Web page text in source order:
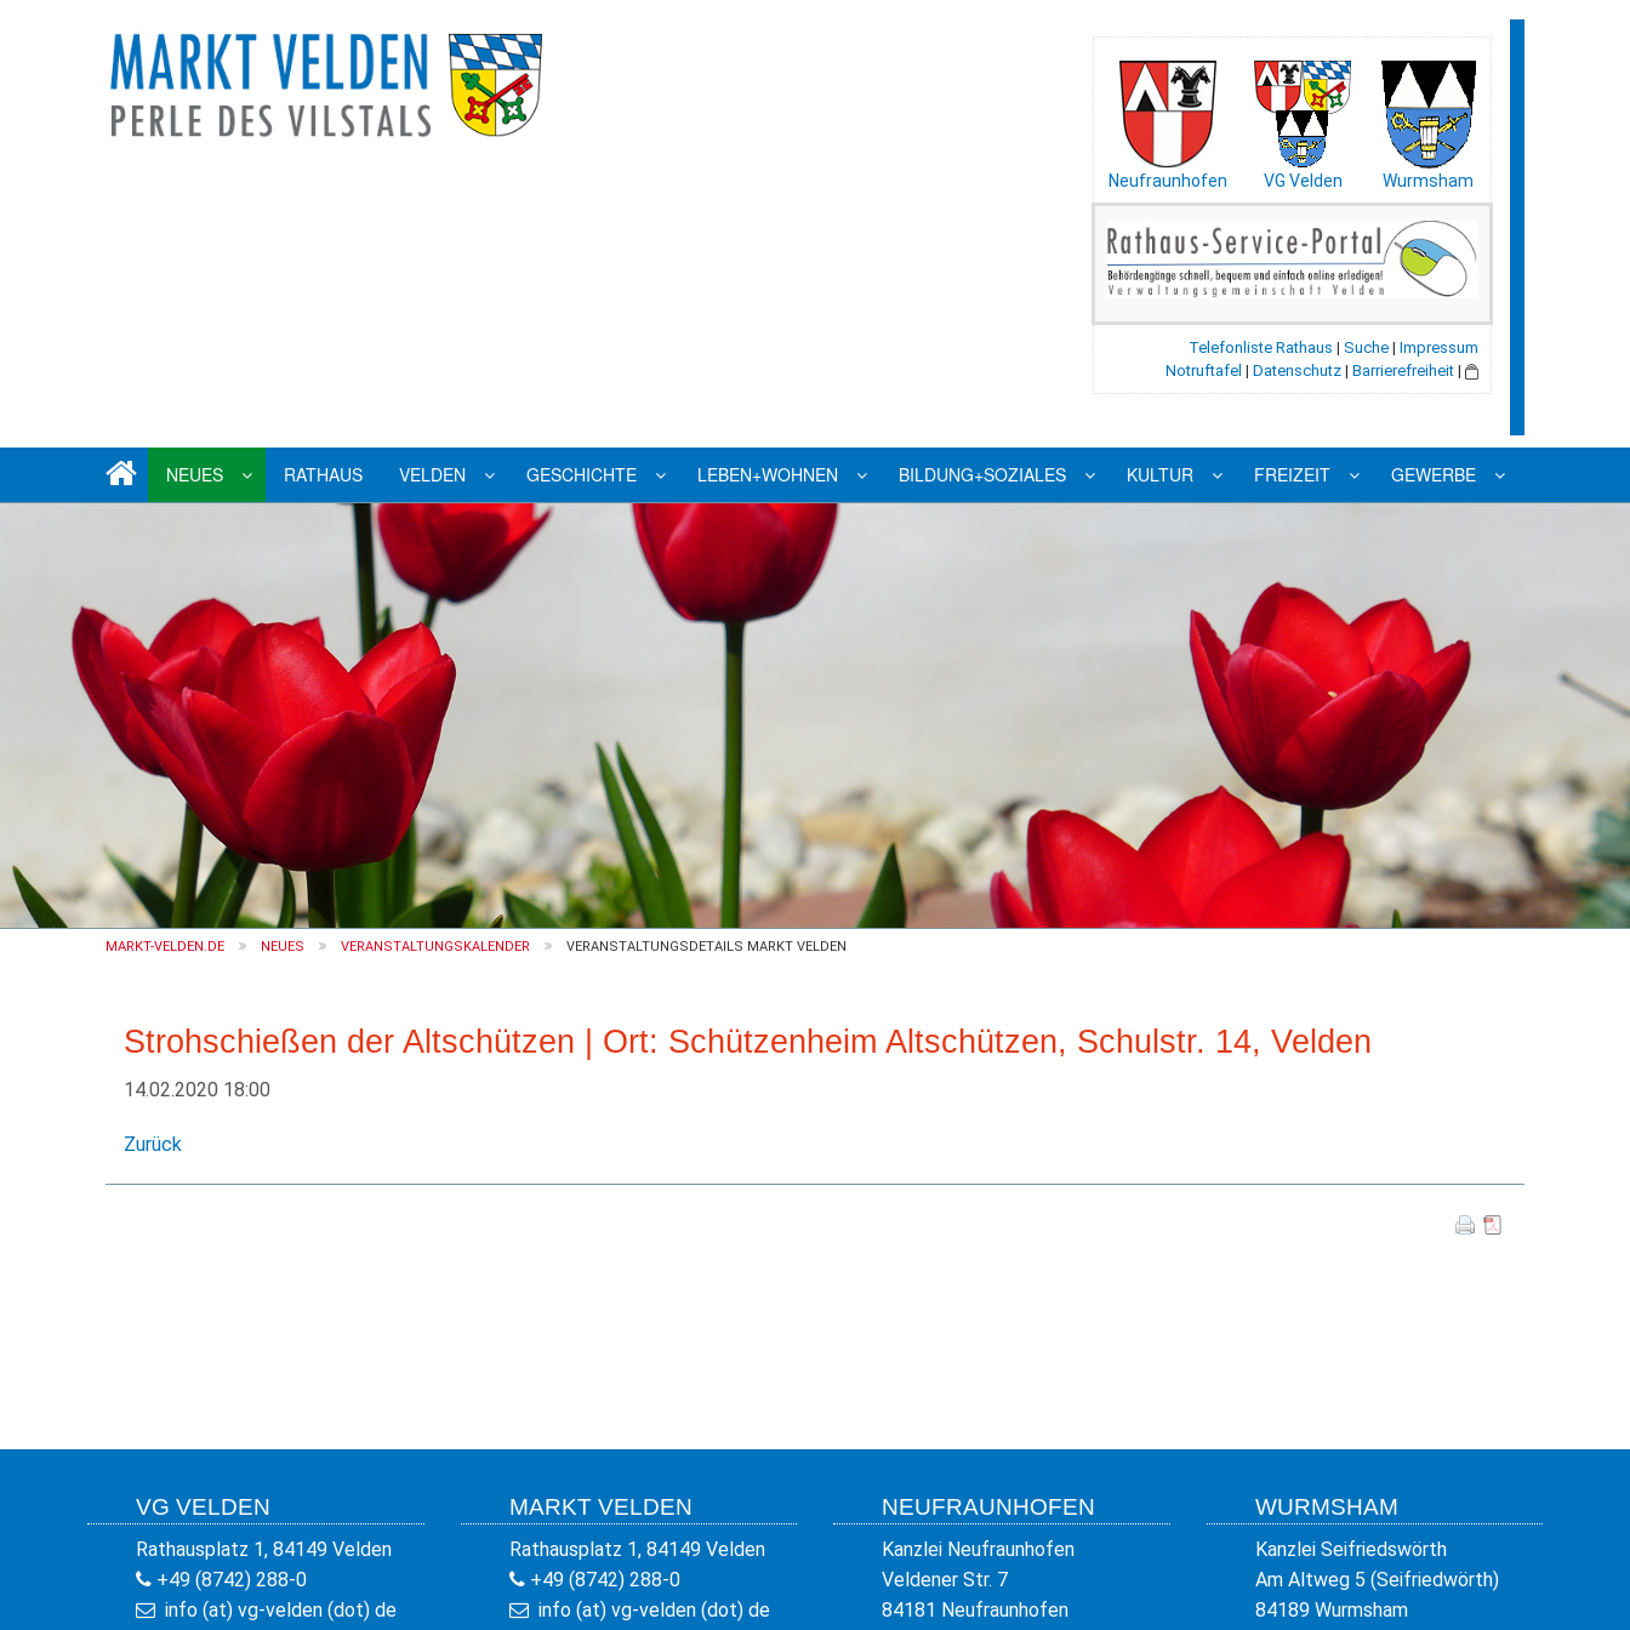
Neufraunhofen VG Velden Wurmsham
Telefonliste Rathaus |Suche |Impressum
Notruftafel |Datenschutz |Barrierefreiheit |
NEUES RATHAUS VELDEN GESCHICHTE LEBEN+WOHNEN BILDUNG+SOZIALES KULTUR FREIZEIT GEWERBE
MARKT-VELDEN.DE NEUES VERANSTALTUNGSKALENDER VERANSTALTUNGSDETAILS MARKT VELDEN
Strohschießen der Altschützen | Ort: Schützenheim Altschützen, Schulstr. 14, Velden
14.02.2020 18:00
Zurück
VG VELDEN
Rathausplatz 1, 84149 Velden
+49 (8742) 288-0
info (at) vg-velden (dot) de
MARKT VELDEN
Rathausplatz 1, 84149 Velden
+49 (8742) 288-0
info (at) vg-velden (dot) de
NEUFRAUNHOFEN
Kanzlei Neufraunhofen
Veldener Str. 7
84181 Neufraunhofen
WURMSHAM
Kanzlei Seifriedswörth
Am Altweg 5 (Seifriedwörth)
84189 Wurmsham